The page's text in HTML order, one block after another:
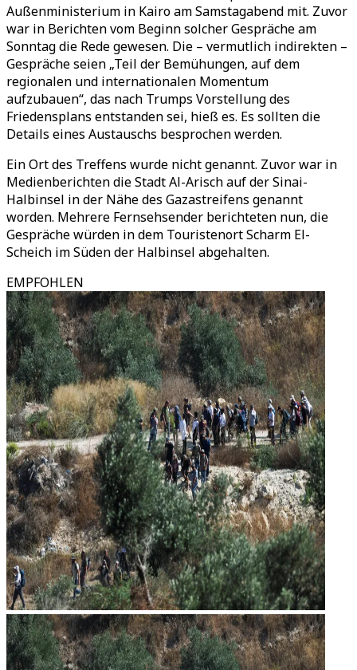
Außenministerium in Kairo am Samstagabend mit. Zuvor
war in Berichten vom Beginn solcher Gespräche am
Sonntag die Rede gewesen. Die – vermutlich indirekten –
Gespräche seien „Teil der Bemühungen, auf dem
regionalen und internationalen Momentum
aufzubauen“, das nach Trumps Vorstellung des
Friedensplans entstanden sei, hieß es. Es sollten die
Details eines Austauschs besprochen werden.
Ein Ort des Treffens wurde nicht genannt. Zuvor war in
Medienberichten die Stadt Al-Arisch auf der Sinai-
Halbinsel in der Nähe des Gazastreifens genannt
worden. Mehrere Fernsehsender berichteten nun, die
Gespräche würden in dem Touristenort Scharm El-
Scheich im Süden der Halbinsel abgehalten.
EMPFOHLEN